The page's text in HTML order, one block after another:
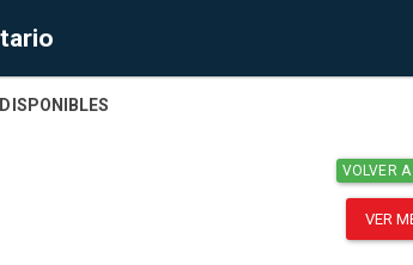
VOLVER A
VER